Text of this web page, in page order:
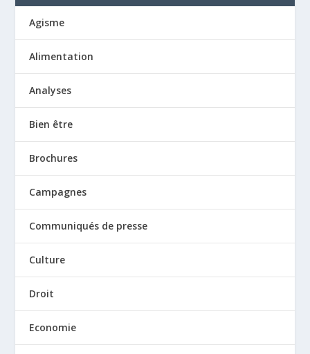
Agisme
Alimentation
Analyses
Bien être
Brochures
Campagnes
Communiqués de presse
Culture
Droit
Economie